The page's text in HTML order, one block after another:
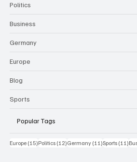
Politics
Business
Germany
Europe
Blog
Sports
Popular Tags
Europe (15)15 Beiträge
Politics (12)12 Beiträge
Germany (11)11 Beiträge
Sports (11)11